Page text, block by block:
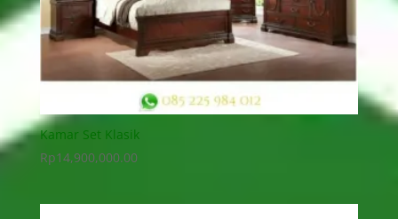
Kamar Set Klasik
Rp14,900,000.00